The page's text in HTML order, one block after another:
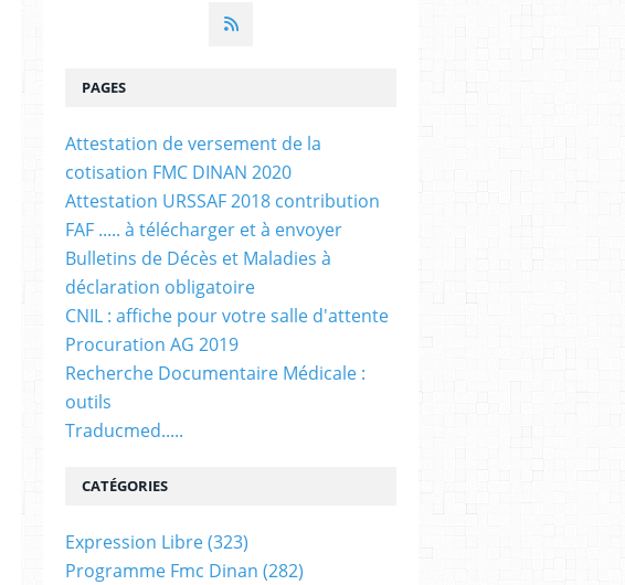
PAGES
Attestation de versement de la
cotisation FMC DINAN 2020
Attestation URSSAF 2018 contribution
FAF ..... à télécharger et à envoyer
Bulletins de Décès et Maladies à
déclaration obligatoire
CNIL : affiche pour votre salle d'attente
Procuration AG 2019
Recherche Documentaire Médicale :
outils
Traducmed.....
CATÉGORIES
Expression Libre(323)
Programme Fmc Dinan (282)